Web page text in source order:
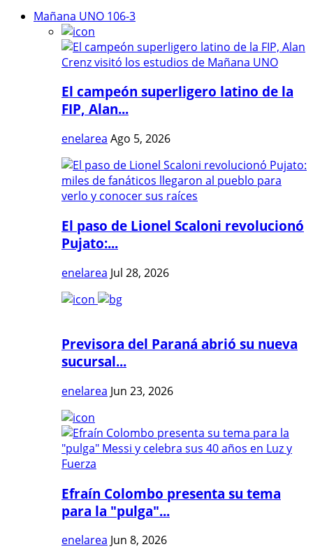
Mañana UNO 106-3
El campeón superligero latino de la
FIP, Alan...
enelarea Ago 5, 2026
El paso de Lionel Scaloni revolucionó
Pujato:...
enelarea Jul 28, 2026
Previsora del Paraná abrió su nueva
sucursal...
enelarea Jun 23, 2026
Efraín Colombo presenta su tema
para la "pulga"...
enelarea Jun 8, 2026